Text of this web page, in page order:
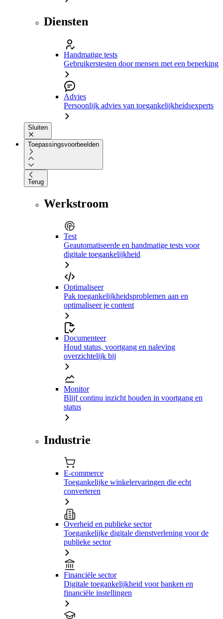
Diensten
Handmatige tests
Gebruikerstesten door mensen met een beperking
Advies
Persoonlijk advies van toegankelijkheidsexperts
Sluiten
Toepassingsvoorbeelden
Terug
Werkstroom
Test
Geautomatiseerde en handmatige tests voor
digitale toegankelijkheid
Optimaliseer
Pak toegankelijkheidsproblemen aan en
optimaliseer je content
Documenteer
Houd status, voortgang en naleving
overzichtelijk bij
Monitor
Blijf continu inzicht houden in voortgang en
status
Industrie
E-commerce
Toegankelijke winkelervaringen die echt
converteren
Overheid en publieke sector
Toegankelijke digitale dienstverlening voor de
publieke sector
Financiële sector
Digitale toegankelijkheid voor banken en
financiële instellingen